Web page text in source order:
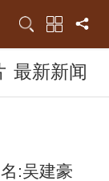
最新新闻
:吴建豪